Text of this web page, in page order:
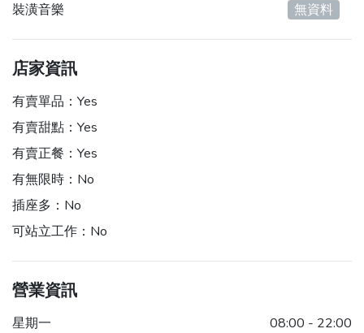
裝潢音樂
無資料
店家資訊
有賣單品： Yes
有賣甜點： Yes
有賣正餐： Yes
有無限時： No
插座多： No
可站立工作： No
營業資訊
星期一
08:00 - 22:00